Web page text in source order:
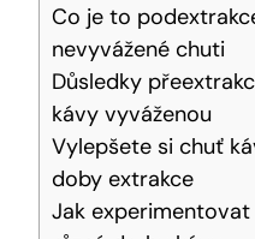
Co je to
nevyvážené chuti
Důsledky
kávy vyváženou
Vylepšete si chuť
doby extrakce
Jak